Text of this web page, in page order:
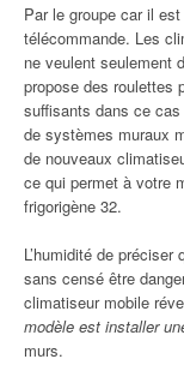
Par le groupe car il
télécommande. Les
ne veulent seulement
propose des roulettes
suffisants dans ce
de systèmes muraux
de nouveaux
ce qui permet à votre
frigorigène 32.
L’humidité de
sans censé être
climatiseur mobile
modèle est installer
murs.